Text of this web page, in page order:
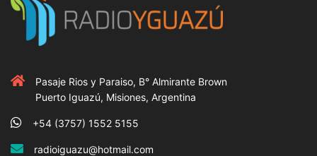
Pasaje Rios y Paraiso, B° Almirante Brown
Puerto Iguazú, Misiones, Argentina
+54 (3757) 1552 5155
radioiguazu@hotmail.com